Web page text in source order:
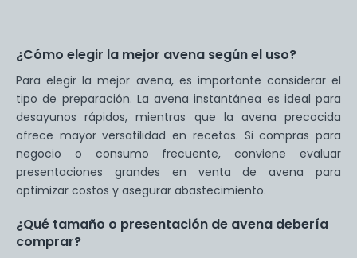
¿Cómo elegir la mejor avena según el uso?
Para elegir la mejor avena, es importante considerar el
tipo de preparación. La avena instantánea es ideal para
desayunos rápidos, mientras que la avena precocida
ofrece mayor versatilidad en recetas. Si compras para
negocio o consumo frecuente, conviene evaluar
presentaciones grandes en venta de avena para
optimizar costos y asegurar abastecimiento.
¿Qué tamaño o presentación de avena debería
comprar?